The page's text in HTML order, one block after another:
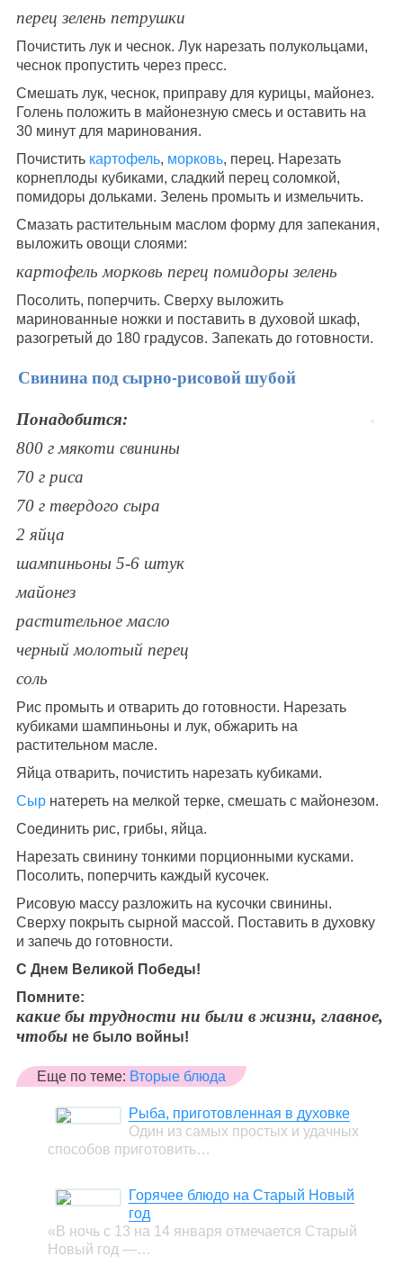
перец зелень петрушки
Почистить лук и чеснок. Лук нарезать полукольцами,
чеснок пропустить через пресс.
Смешать лук, чеснок, приправу для курицы, майонез.
Голень положить в майонезную смесь и оставить на
30 минут для маринования.
Почиститькартофель, морковь, перец. Нарезать
корнеплоды кубиками, сладкий перец соломкой,
помидоры дольками. Зелень промыть и измельчить.
Смазать растительным маслом форму для запекания,
выложить овощи слоями:
картофель морковь перец помидоры зелень
Посолить, поперчить. Сверху выложить
маринованные ножки и поставить в духовой шкаф,
разогретый до 180 градусов. Запекать до готовности.
Свинина под сырно-рисовой шубой
Понадобится:
800 г мякоти свинины
70 г риса
70 г твердого сыра
2 яйца
шампиньоны 5-6 штук
майонез
растительное масло
черный молотый перец
соль
Рис промыть и отварить до готовности. Нарезать
кубиками шампиньоны и лук, обжарить на
растительном масле.
Яйца отварить, почистить нарезать кубиками.
Сырнатереть на мелкой терке, смешать с майонезом.
Соединить рис, грибы, яйца.
Нарезать свинину тонкими порционными кусками.
Посолить, поперчить каждый кусочек.
Рисовую массу разложить на кусочки свинины.
Сверху покрыть сырной массой. Поставить в духовку
и запечь до готовности.
С Днем Великой Победы!
Помните:
какие бы трудности ни были в жизни, главное,
чтобы не было войны!
Еще по теме: Вторые блюда
Рыба, приготовленная в духовке
Один из самых простых и удачных
способов приготовить…
Горячее блюдо на Старый Новый
год
«В ночь с 13 на 14 января отмечается Старый
Новый год —…